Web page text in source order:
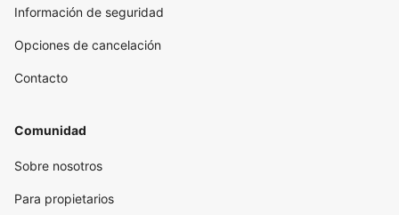
Información de seguridad
Opciones de cancelación
Contacto
Comunidad
Sobre nosotros
Para propietarios